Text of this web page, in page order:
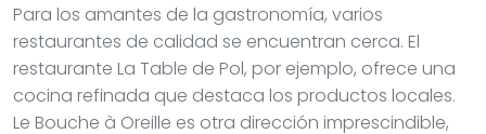
Para los amantes de la gastronomía, varios
restaurantes de calidad se encuentran cerca. El
restaurante La Table de Pol, por ejemplo, ofrece una
cocina refinada que destaca los productos locales.
Le Bouche à Oreille es otra dirección imprescindible,